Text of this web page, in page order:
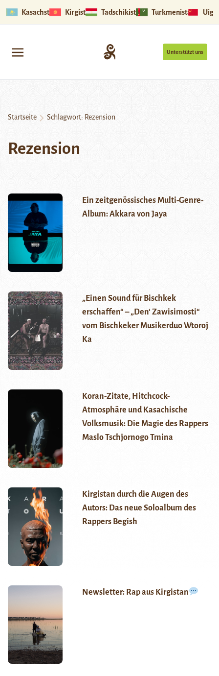
Kasachstan Kirgistan Tadschikistan Turkmenistan
Unterstützt uns
Startseite Schlagwort: Rezension
Rezension
Ein zeitgenössisches Multi-Genre-
Album: Akkara von Jaya
„Einen Sound für Bischkek
erschaffen“ – „Den‘ Zawisimosti“
vom Bischkeker Musikerduo Wtoroj
Ka
Koran-Zitate, Hitchcock-
Atmosphäre und Kasachische
Volksmusik: Die Magie des Rappers
Maslo Tschjornogo Tmina
Kirgistan durch die Augen des
Autors: Das neue Soloalbum des
Rappers Begish
Newsletter: Rap aus Kirgistan